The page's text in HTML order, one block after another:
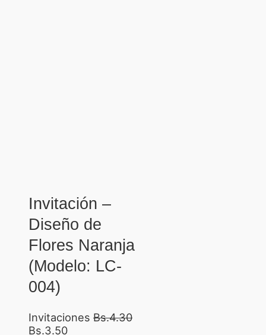
Invitación –
Diseño de
Flores Naranja
(Modelo: LC-
004)
Invitaciones Bs.4.30
Bs.3.50